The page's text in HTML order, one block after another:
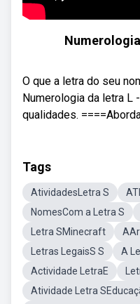
O que a letra do seu
Numerologia da letra L
qualidades.
Tags
AtividadesLetra S
NomesCom a Letra S
Letra SMinecraft
Letras LegaisS S
A
Actividade LetraE
Atividade Letra